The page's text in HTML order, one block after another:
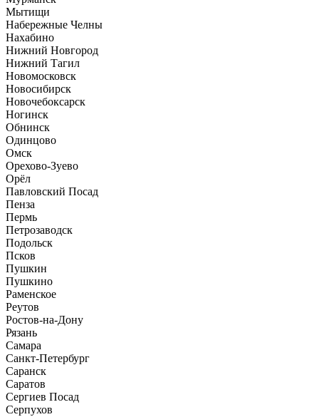
Мытищи
Набережные Челны
Нахабино
Нижний Новгород
Нижний Тагил
Новомосковск
Новосибирск
Новочебоксарск
Ногинск
Обнинск
Одинцово
Омск
Орехово-Зуево
Орёл
Павловский Посад
Пенза
Пермь
Петрозаводск
Подольск
Псков
Пушкин
Пушкино
Раменское
Реутов
Ростов-на-Дону
Рязань
Самара
Санкт-Петербург
Саранск
Саратов
Сергиев Посад
Серпухов